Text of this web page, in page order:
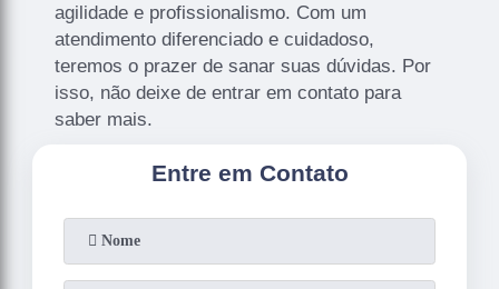
agilidade e profissionalismo. Com um
atendimento diferenciado e cuidadoso,
teremos o prazer de sanar suas dúvidas. Por
isso, não deixe de entrar em contato para
saber mais.
Entre em Contato